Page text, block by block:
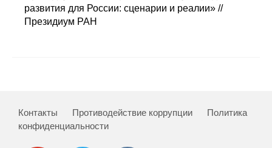
Научная жизнь
развития для России: сценарии и реалии» //
Президиум РАН
Контакты Противодействие коррупции
Политика
конфиденциальности